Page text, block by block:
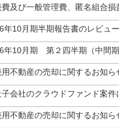
費及び一般管理費、匿名組合
年10月期半期報告書のレビュ
年10月期 第２四半期（中間
用不動産の売却に関するお知ら
子会社のクラウドファンド案
用不動産の売却に関するお知ら